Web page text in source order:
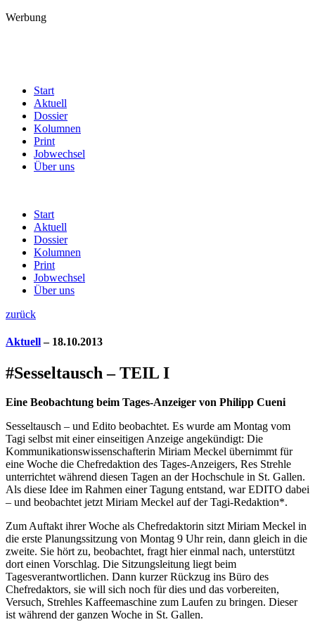
Werbung
Start
Aktuell
Dossier
Kolumnen
Print
Jobwechsel
Über uns
Start
Aktuell
Dossier
Kolumnen
Print
Jobwechsel
Über uns
zurück
Aktuell– 18.10.2013
#Sesseltausch – TEIL I
Eine Beobachtung beim Tages-Anzeiger von Philipp Cueni
Sesseltausch – und Edito beobachtet. Es wurde am Montag vom
Tagi selbst mit einer einseitigen Anzeige angekündigt: Die
Kommunikationswissenschafterin Miriam Meckel übernimmt für
eine Woche die Chefredaktion des Tages-Anzeigers, Res Strehle
unterrichtet während diesen Tagen an der Hochschule in St. Gallen.
Als diese Idee im Rahmen einer Tagung entstand, war EDITO dabei
– und beobachtet jetzt Miriam Meckel auf der Tagi-Redaktion*.
Zum Auftakt ihrer Woche als Chefredaktorin sitzt Miriam Meckel in
die erste Planungssitzung von Montag 9 Uhr rein, dann gleich in die
zweite. Sie hört zu, beobachtet, fragt hier einmal nach, unterstützt
dort einen Vorschlag. Die Sitzungsleitung liegt beim
Tagesverantwortlichen. Dann kurzer Rückzug ins Büro des
Chefredaktors, sie will sich noch für dies und das vorbereiten,
Versuch, Strehles Kaffeemaschine zum Laufen zu bringen. Dieser
ist während der ganzen Woche in St. Gallen.